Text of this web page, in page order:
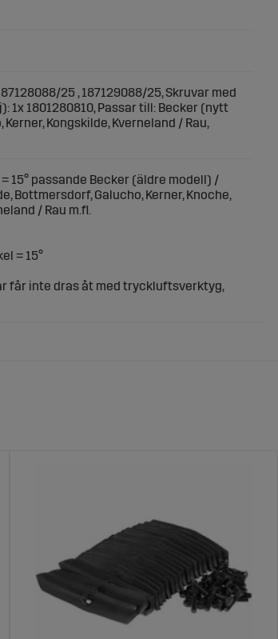
25 , 187129088/25, Skruvar med
1x 1801280810, Passar till: Becker (nytt
Kongskilde, Kverneland / Rau,
15° passande Becker (äldre modell) /
Bottmersdorf, Galucho, Kerner, Knoche,
/ Rau m.fl.
= 15°
får inte dras åt med tryckluftsverktyg,